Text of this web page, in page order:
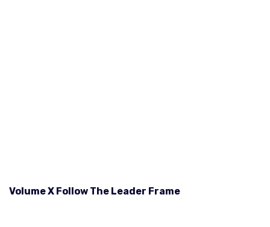
Volume X Follow The Leader Frame